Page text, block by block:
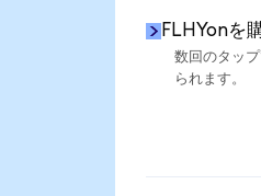
FLHYonを
数回のタッ
られます。